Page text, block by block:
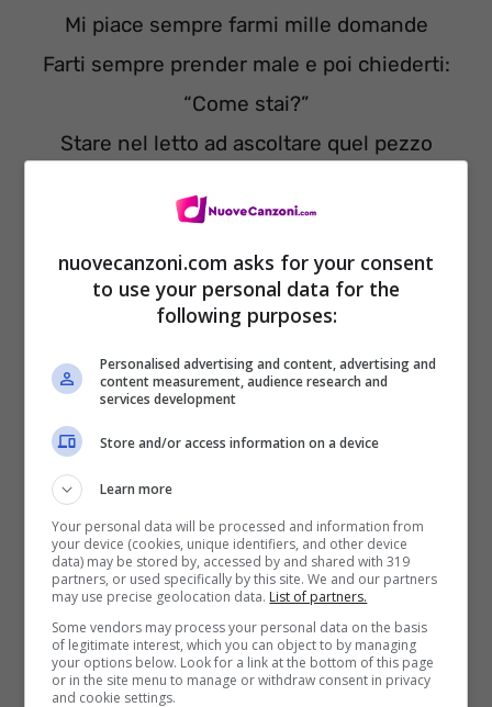
Mi piace sempre farmi mille domande
Farti sempre prender male e poi chiederti:
“Come stai?”
Stare nel letto ad ascoltare quel pezzo
l’effetto
[Post-Ritornello]
Per sentirne l’effetto
Far le cose più sbagliate per sentirne
l’effetto
nuovecanzoni.com asks for your consent
to use your personal data for the
following purposes:
Personalised advertising and content, advertising and
content measurement, audience research and
services development
Store and/or access information on a device
Learn more
Your personal data will be processed and information from
your device (cookies, unique identifiers, and other device
data) may be stored by, accessed by and shared with 319
partners, or used specifically by this site. We and our partners
may use precise geolocation data. List of partners.
Some vendors may process your personal data on the basis
of legitimate interest, which you can object to by managing
your options below. Look for a link at the bottom of this page
or in the site menu to manage or withdraw consent in privacy
and cookie settings.